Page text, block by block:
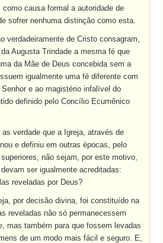
causa formal a autoridade de
sofrer nenhuma distinção como esta.
verdadeiramente de Cristo consagram,
Augusta Trindade a mesma fé que
da Mãe de Deus concebida sem a
igualmente uma fé diferente com
e ao magistério infalível do
definido pelo Concílio Ecumênico
verdade que a Igreja, através de
e definiu em outras épocas, pelo
não sejam, por este motivo,
ser igualmente acreditadas:
reveladas por Deus?
por decisão divina, foi constituído na
reveladas não só permanecessem
mas também para que fossem levadas
de um modo mais fácil e seguro. E,